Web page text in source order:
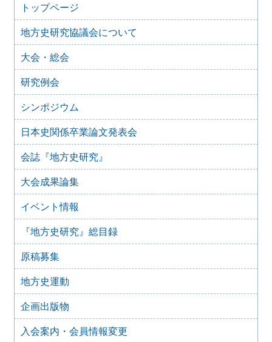
2025年8月10日
「原稿募集」を変更致しました
2025年6月9日
『地方史研究』435号 第75巻第3号 2025年6月
2025年4月9日
『地方史研究』434号 第75巻第2号 2025年4月
2025年2月10日
『地方史研究』433号 第75巻第1号 2025年2月
『地方史研究』432号 第74巻第6号 2024年12月
2024年11月21日
『地方史研究』431号 第74巻第5号 2024年10月
2024年11月20日
『地方史研究』430号 第74巻第4号 2024年8月
2024年6月4日
『地方史研究』429号 第75巻第3号 2024年6月
2024年6月4日
『地方史研究』428号 第74巻第2号 2024年4月
2024年6月4日
『地方史研究』427号 第74巻第1号 2024年2月
『地方史研究』426号 第73巻第6号 2023年12月
2023年12月24日
『地方史研究』425号 第73巻第5号 2023年10月
トップページ
地方史研究協議会について
大会・総会
研究例会
シンポジウム
日本史関係卒業論文発表会
会誌『地方史研究』
大会成果論集
イベント情報
『地方史研究』総目録
原稿募集
地方史運動
企画出版物
入会案内・会員情報変更